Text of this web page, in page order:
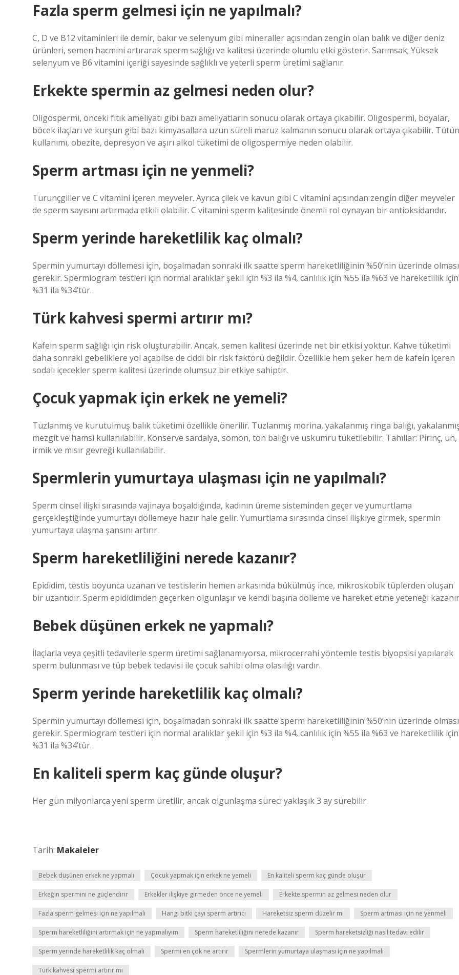
Fazla sperm gelmesi için ne yapılmalı?
C, D ve B12 vitaminleri ile demir, bakır ve selenyum gibi mineraller açısından zengin olan balık ve diğer deniz
ürünleri, semen hacmini artırarak sperm sağlığı ve kalitesi üzerinde olumlu etki gösterir. Sarımsak; Yüksek
selenyum ve B6 vitamini içeriği sayesinde sağlıklı ve yeterli sperm üretimi sağlanır.
Erkekte spermin az gelmesi neden olur?
Oligospermi, önceki fıtık ameliyatı gibi bazı ameliyatların sonucu olarak ortaya çıkabilir. Oligospermi, boyalar,
böcek ilaçları ve kurşun gibi bazı kimyasallara uzun süreli maruz kalmanın sonucu olarak ortaya çıkabilir. Tütün
kullanımı, obezite, depresyon ve aşırı alkol tüketimi de oligospermiye neden olabilir.
Sperm artması için ne yenmeli?
Turunçgiller ve C vitamini içeren meyveler. Ayrıca çilek ve kavun gibi C vitamini açısından zengin diğer meyveler
de sperm sayısını artırmada etkili olabilir. C vitamini sperm kalitesinde önemli rol oynayan bir antioksidandır.
Sperm yerinde hareketlilik kaç olmalı?
Spermin yumurtayı döllemesi için, boşalmadan sonraki ilk saatte sperm hareketliliğinin %50’nin üzerinde olması
gerekir. Spermiogram testleri için normal aralıklar şekil için %3 ila %4, canlılık için %55 ila %63 ve hareketlilik için
%31 ila %34’tür.
Türk kahvesi spermi artırır mı?
Kafein sperm sağlığı için risk oluşturabilir. Ancak, semen kalitesi üzerinde net bir etkisi yoktur. Kahve tüketimi
daha sonraki gebeliklere yol açabilse de ciddi bir risk faktörü değildir. Özellikle hem şeker hem de kafein içeren
sodalı içecekler sperm kalitesi üzerinde olumsuz bir etkiye sahiptir.
Çocuk yapmak için erkek ne yemeli?
Tuzlanmış ve kurutulmuş balık tüketimi özellikle önerilir. Tuzlanmış morina, yakalanmış ringa balığı,
mezgit ve hamsi kullanılabilir. Konserve sardalya, somon, ton balığı ve uskumru tüketilebilir. Tahıllar: Pirinç, un,
irmik ve mısır gevreği kullanılabilir.
Spermlerin yumurtaya ulaşması için ne yapılmalı?
Sperm cinsel ilişki sırasında vajinaya boşaldığında, kadının üreme sisteminden geçer ve yumurtlama
gerçekleştiğinde yumurtayı döllemeye hazır hale gelir. Yumurtlama sırasında cinsel ilişkiye girmek, spermin
yumurtaya ulaşma şansını artırır.
Sperm hareketliliğini nerede kazanır?
Epididim, testis boyunca uzanan ve testislerin hemen arkasında bükülmüş ince, mikroskobik tüplerden oluşan
bir uzantıdır. Sperm epididimden geçerken olgunlaşır ve kendi başına dölleme ve hareket etme yeteneği
Bebek düşünen erkek ne yapmalı?
İlaçlarla veya çeşitli tedavilerle sperm üretimi sağlanamıyorsa, mikrocerrahi yöntemle testis biyopsisi yapılarak
sperm bulunması ve tüp bebek tedavisi ile çocuk sahibi olma olasılığı vardır.
Sperm yerinde hareketlilik kaç olmalı?
Spermin yumurtayı döllemesi için, boşalmadan sonraki ilk saatte sperm hareketliliğinin %50’nin üzerinde olması
gerekir. Spermiogram testleri için normal aralıklar şekil için %3 ila %4, canlılık için %55 ila %63 ve hareketlilik için
%31 ila %34’tür.
En kaliteli sperm kaç günde oluşur?
Her gün milyonlarca yeni sperm üretilir, ancak olgunlaşma süreci yaklaşık 3 ay sürebilir.
Tarih: Makaleler
Bebek düşünen erkek ne yapmalı Çocuk yapmak için erkek ne yemeli En kaliteli sperm kaç günde oluşur
Erkeğin spermini ne güçlendirir Erkekler ilişkiye girmeden önce ne yemeli Erkekte spermin az gelmesi neden olur
Fazla sperm gelmesi için ne yapılmalı Hangi bitki çayı sperm artırıcı Hareketsiz sperm düzelir mi Sperm artması için ne yenmeli
Sperm hareketliliğini artırmak için ne yapmalıyım Sperm hareketliliğini nerede kazanır Sperm hareketsizliği nasıl tedavi edilir
Sperm yerinde hareketlilik kaç olmalı Spermi en çok ne artırır Spermlerin yumurtaya ulaşması için ne yapılmalı
Türk kahvesi spermi artırır mı